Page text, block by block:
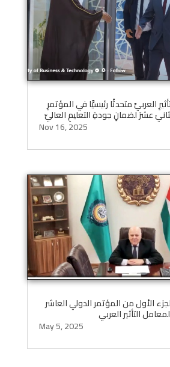
العربيّ متحدثًا رئيسيًّا في المؤتمرِ
عشرَ لضمانِ جودةِ التعليمِ العاليِّ
Nov 16, 2025
الأول من المؤتمر الدولي العاشر
لمعامل التأثير العربي
May 5, 2025